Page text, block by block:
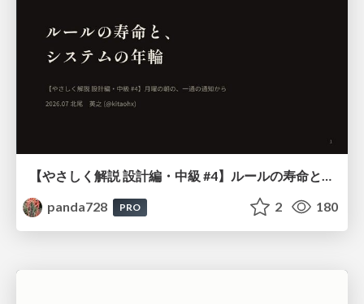
【やさしく解説 設計編・中級 #4】ルールの寿命と、システムの年輪
panda728
PRO 2 180